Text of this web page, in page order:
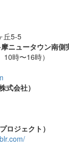
丘5-5
ニュータウン南側
10時〜16時）
式会社）
ロジェクト）